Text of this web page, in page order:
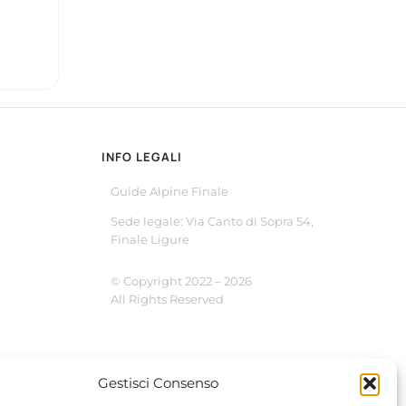
Gestisci Consenso
INFO LEGALI
Guide Alpine Finale
Sede legale: Via Canto di Sopra 54,
Finale Ligure
© Copyright 2022 – 2026
All Rights Reserved